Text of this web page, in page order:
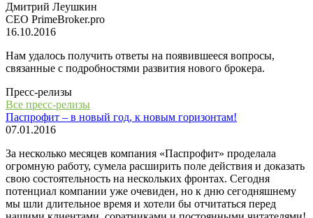
Дмитрий Леушкин
СЕО PrimeBroker.pro
16.10.2016
Нам удалось получить ответы на появившееся вопросы,
связанные с подробностями развития нового брокера.
Пресс-релизы
Все пресс-релизы
Паспрофит – в новый год, к новым горизонтам!
07.01.2016
За несколько месяцев компания «Паспрофит» проделала
огромную работу, сумела расширить поле действия и доказать
свою состоятельность на нескольких фронтах. Сегодня
потенциал компании уже очевиден, но к дню сегодняшнему
мы шли длительное время и хотели бы отчитаться перед